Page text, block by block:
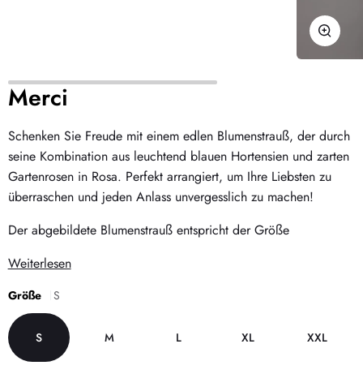
Merci
Schenken Sie Freude mit einem edlen Blumenstrauß, der durch
seine Kombination aus leuchtend blauen Hortensien und zarten
Gartenrosen in Rosa. Perfekt arrangiert, um Ihre Liebsten zu
überraschen und jeden Anlass unvergesslich zu machen!
Der abgebildete Blumenstrauß entspricht der Größe
Weiterlesen
Größe S
S M L XL XXL